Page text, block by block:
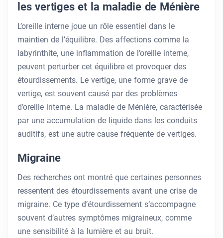
les vertiges et la maladie de Ménière
L’oreille interne joue un rôle essentiel dans le
maintien de l’équilibre. Des affections comme la
labyrinthite, une inflammation de l’oreille interne,
peuvent perturber cet équilibre et provoquer des
étourdissements. Le vertige, une forme grave de
vertige, est souvent causé par des problèmes
d’oreille interne. La maladie de Ménière, caractérisée
par une accumulation de liquide dans les conduits
auditifs, est une autre cause fréquente de vertiges.
Migraine
Des recherches ont montré que certaines personnes
ressentent des étourdissements avant une crise de
migraine. Ce type d’étourdissement s’accompagne
souvent d’autres symptômes migraineux, comme
une sensibilité à la lumière et au bruit.